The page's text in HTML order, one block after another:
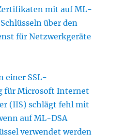
mit auf ML-
über den
für Netzwerkgeräte
einer SSL-
für Microsoft Internet
(IIS) schlägt fehl mit
auf ML-DSA
verwendet werden